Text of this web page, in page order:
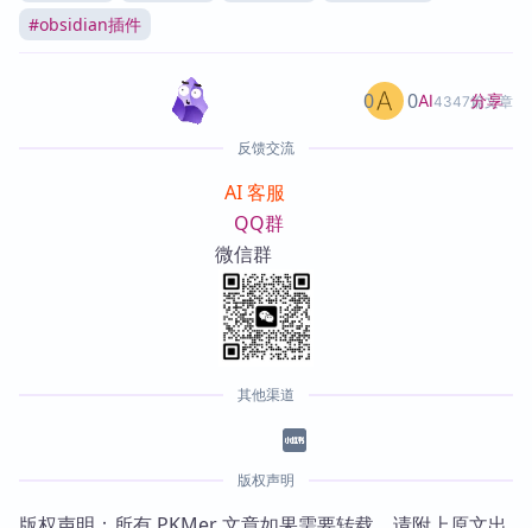
#obsidian插件
AI4347篇文章
0 0 分享
反馈交流
AI 客服
QQ群
微信群
其他渠道
版权声明